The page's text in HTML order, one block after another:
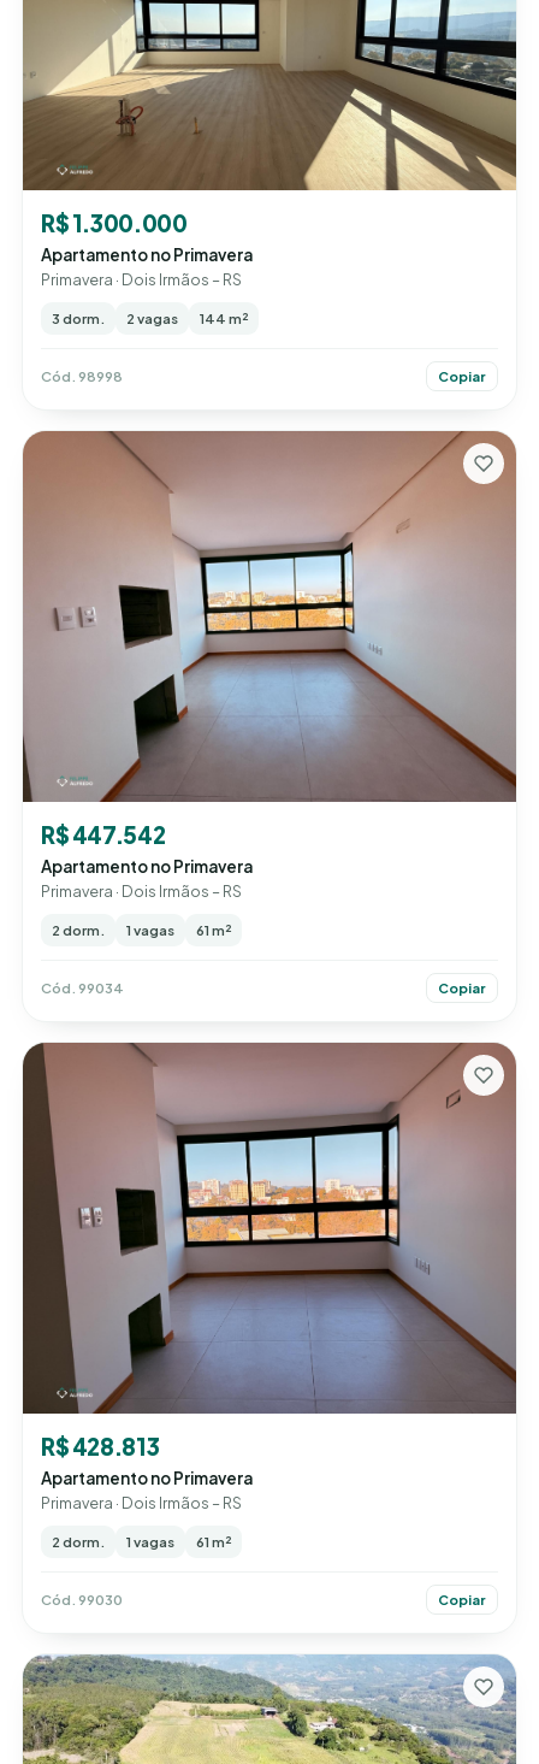
R$ 1.300.000
Apartamento no Primavera
Primavera · Dois Irmãos – RS
3 dorm. 2 vagas 144 m²
Cód. 98998 Copiar
R$ 447.542
Apartamento no Primavera
Primavera · Dois Irmãos – RS
2 dorm. 1 vagas 61 m²
Cód. 99034 Copiar
R$ 428.813
Apartamento no Primavera
Primavera · Dois Irmãos – RS
2 dorm. 1 vagas 61 m²
Cód. 99030 Copiar